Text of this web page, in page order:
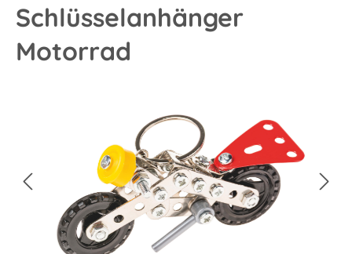
Schlüsselanhänger
Motorrad